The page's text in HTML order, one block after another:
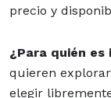
precio y
¿Para quién es
quieren
elegir